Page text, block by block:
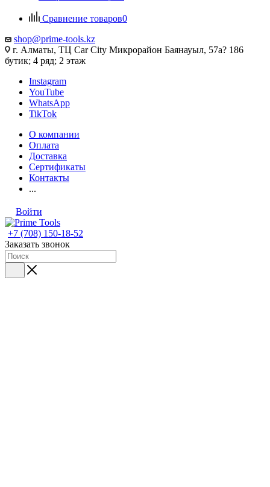
Сравнение товаров0
shop@prime-tools.kz
г. Алматы, ТЦ Car City​ ​Микрорайон Баянауыл, 57а? ​186
бутик; 4 ряд; 2 этаж
Instagram
YouTube
WhatsApp
TikTok
О компании
Оплата
Доставка
Сертификаты
Контакты
...
Войти
+7 (708) 150-18-52
Заказать звонок